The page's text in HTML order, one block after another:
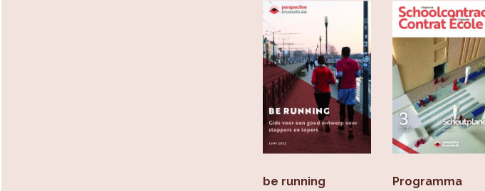
be running
Programma